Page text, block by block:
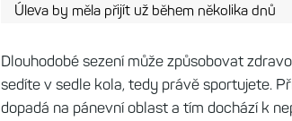
Úleva by měla přijít už během několika dnů
Dlouhodobé sezení může způsobovat
sedíte v sedle kola, tedy právě sportujete.
dopadá na pánevní oblast a tím dochází k